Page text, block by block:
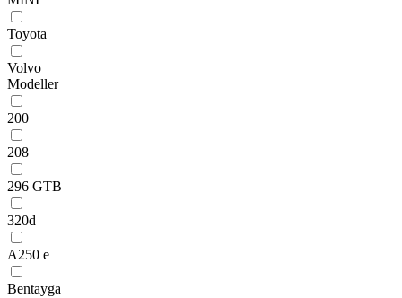
Toyota
Volvo
Modeller
200
208
296 GTB
320d
A250 e
Bentayga